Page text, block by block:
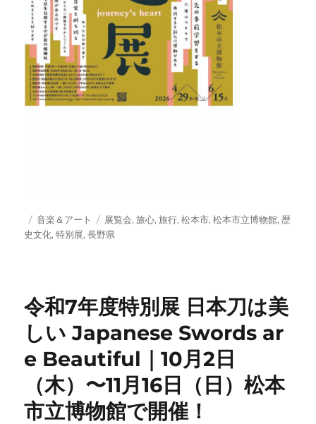
投
稿
カ
テ
音楽＆アート
タ
グ
展覧会,旅心,旅行,松本市,松本市立博物館, 歴
史文化,特別展,長野県
令和7年度特別展 日本刀は美
しい Japanese Swords ar
e Beautiful｜10月2日
（木）〜11月16日（日）松本
市立博物館で開催！